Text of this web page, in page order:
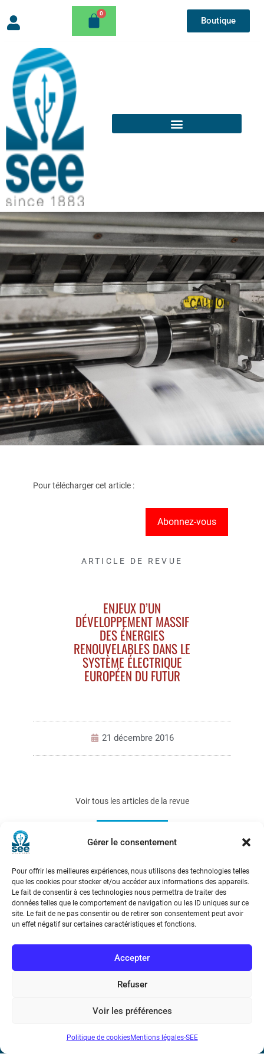
Gérer le consentement
Pour offrir les meilleures expériences, nous utilisons des technologies telles
que les cookies pour stocker et/ou accéder aux informations des appareils.
Le fait de consentir à ces technologies nous permettra de traiter des
données telles que le comportement de navigation ou les ID uniques sur ce
site. Le fait de ne pas consentir ou de retirer son consentement peut avoir
un effet négatif sur certaines caractéristiques et fonctions.
Accepter
Refuser
Voir les préférences
Politique de cookiesMentions légales-SEE
Boutique
Pour télécharger cet article :
Abonnez-vous
ARTICLE DE REVUE
ENJEUX D’UN
DÉVELOPPEMENT MASSIF
DES ÉNERGIES
RENOUVELABLES DANS LE
SYSTÈME ÉLECTRIQUE
EUROPÉEN DU FUTUR
21 décembre 2016
Voir tous les articles de la revue